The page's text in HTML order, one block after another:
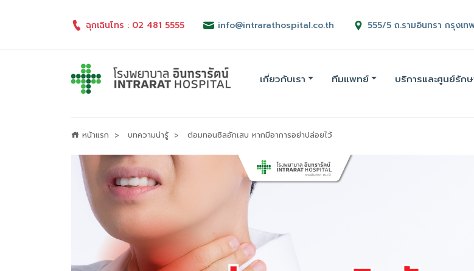
ฉุกเฉินโทร : 02 481 5555 info@intrarathospital.co.th 555/5 ถ.รามอินทรา กรุงเท
เกี่ยวกับเรา ทีมแพทย์ บริการและศูนย์รักษ
หน้าแรก บทความน่ารู้ ต่อมทอนซิลอักเสบ หากมีอาการอย่าปล่อยไว้